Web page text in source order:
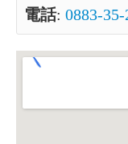
電話: 0883-35-